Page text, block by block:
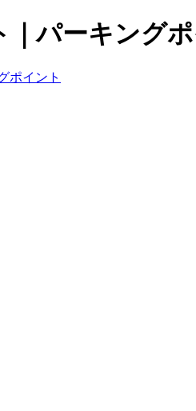
パーキング
ポイント